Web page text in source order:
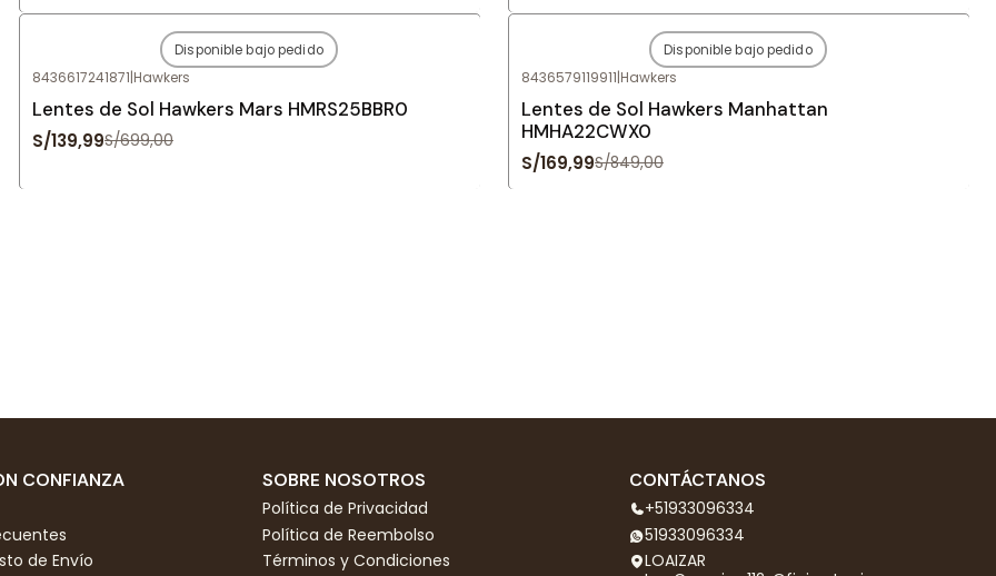
Agotado
Disponible bajo pedido
8436617241871|Hawkers
Lentes de Sol Hawkers Mars HMRS25BBR0
S/139,99S/699,00
Agotado
Disponible bajo pedido
8436579119911|Hawkers
Lentes de Sol Hawkers Manhattan
HMHA22CWX0
S/169,99S/849,00
CONFIANZA
de Envío
SOBRE NOSOTROS
Política de Privacidad
Política de Reembolso
Términos y Condiciones
CONTÁCTANOS
+51933096334
51933096334
LOAIZAR